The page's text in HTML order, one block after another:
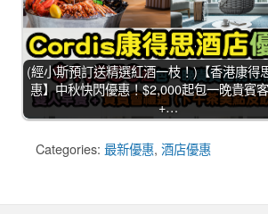
(經小斯預訂送精選紅酒一枝！)【香港康得
惠】中秋快閃優惠！$2,000起包一晚貴賓
+…
Categories: 最新優惠, 酒店優惠